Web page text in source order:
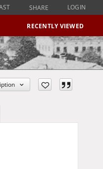
SHARE LOGIN
RECENTLY VIEWED